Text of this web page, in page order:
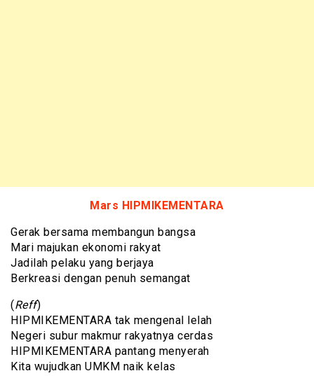
Mars HIPMIKEMENTARA
Gerak bersama membangun bangsa
Mari majukan ekonomi rakyat
Jadilah pelaku yang berjaya
Berkreasi dengan penuh semangat
(Reff)
HIPMIKEMENTARA tak mengenal lelah
Negeri subur makmur rakyatnya cerdas
HIPMIKEMENTARA pantang menyerah
Kita wujudkan UMKM naik kelas